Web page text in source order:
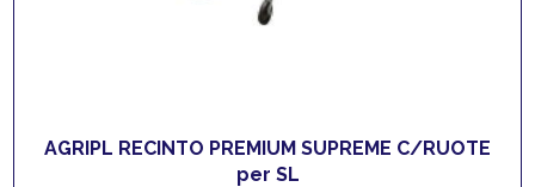
AGRIPL RECINTO PREMIUM SUPREME C/RUOTE
per SL